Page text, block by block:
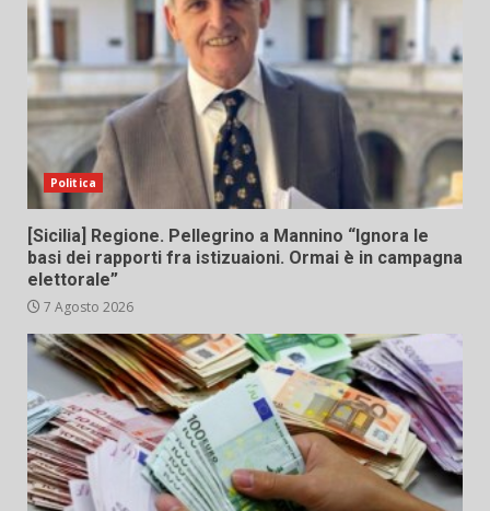
Politica
[Sicilia] Regione. Pellegrino a Mannino “Ignora le
basi dei rapporti fra istizuaioni. Ormai è in campagna
elettorale”
7 Agosto 2026